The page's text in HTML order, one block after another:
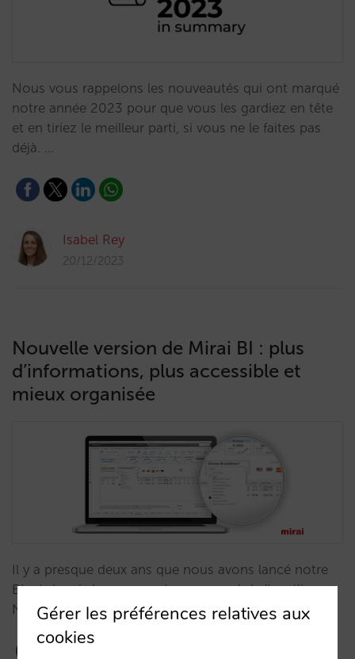
Nous vous rappelons les nouveautés qui ont marqué
notre année 2023 pour que vous les gardiez en tête
et en tiriez le meilleur parti, si vous ne le faites pas
déjà. …
Isabel Rey
20/12/2023
Nouvelle version de Mirai BI : plus
d’informations, plus accessible et
mieux organisée
Il y a presque deux ans que nous avons lancé notre
BI, et depuis lors, nous n'avons cessé de l'améliorer.
Notre dernière version est maintenant disponible.…
Gérer les préférences relatives aux
cookies